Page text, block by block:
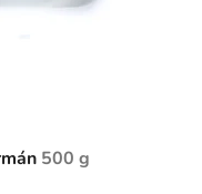
500 g